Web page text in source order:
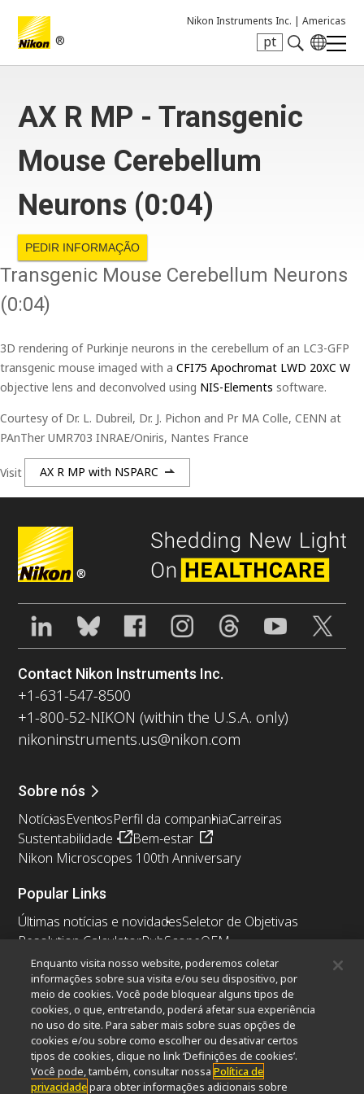
®
Nikon Instruments Inc. | Americas
pt
AX R MP - Transgenic
Mouse Cerebellum
Neurons (0:04)
PEDIR INFORMAÇÃO
Transgenic Mouse Cerebellum Neurons
(0:04)
3D rendering of Purkinje neurons in the cerebellum of an LC3-GFP
transgenic mouse imaged with a CFI75 Apochromat LWD 20XC W
objective lens and deconvolved using NIS-Elements software.
Courtesy of Dr. L. Dubreil, Dr. J. Pichon and Pr MA Colle, CENN at
PAnTher UMR703 INRAE/Oniris, Nantes France
Visit AX R MP with NSPARC
®
Contact Nikon Instruments Inc.
+1-631-547-8500
+1-800-52-NIKON (within the U.S.A. only)
nikoninstruments.us@nikon.com
Sobre nós
NotíciasEventosPerfil da companhiaCarreiras
Sustentabilidade
Bem-estar
Nikon Microscopes 100th Anniversary
Popular Links
Últimas notícias e novidadesSeletor de Objetivas
Resolution CalculatorPubScopeOEM
Nikon Small World
MicroscopyU
Outros produtos Nikon
Produtos de imagem
Microscopia industriais e Metrologia
Sistemas de litografia semicondutores
Sistemas de litografia FPD
Enquanto visita nosso website, poderemos coletar
informações sobre sua visita e/ou seu dispositivo, por
meio de cookies. Você pode bloquear alguns tipos de
cookies, o que, entretando, poderá afetar sua experiência
no uso do site. Para saber mais sobre suas opções de
cookies e/ou sobre como escolher ou desativar certos
tipos de cookies, clique no link ‘Definições de cookies’.
Você pode, também, consultar nossaPolítica de
privacidadepara obter informações adicionais sobre